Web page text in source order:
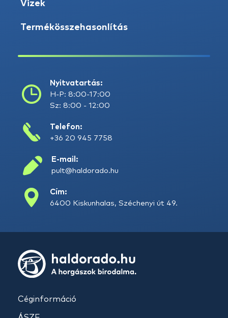
Vizek
Termékösszehasonlítás
Nyitvatartás:
H-P: 8:00-17:00
Sz: 8:00 - 12:00
Telefon:
+36 20 945 7758
E-mail:
pult@haldorado.hu
Cím:
6400 Kiskunhalas, Széchenyi út 49.
Céginformáció